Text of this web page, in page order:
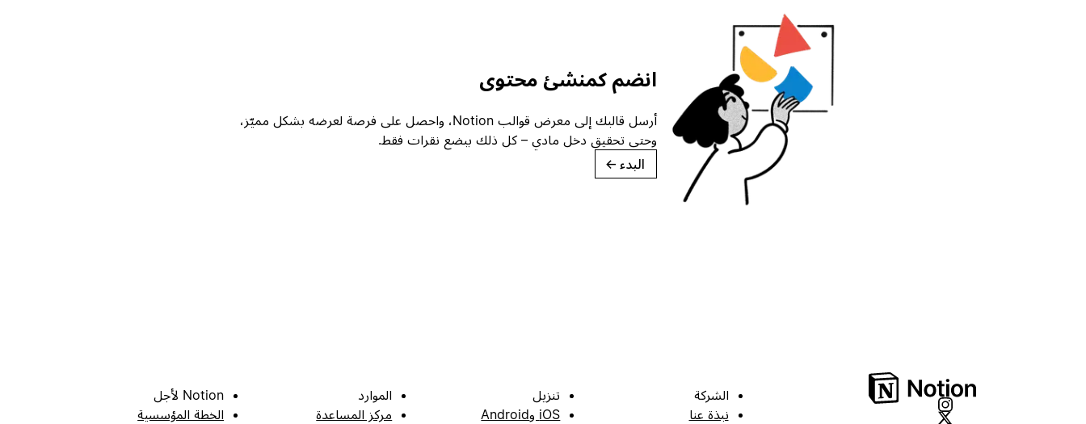
انضم كمنشئ محتوى
أرسل قالبك إلى معرض قوالب Notion، واحصل على فرصة لعرضه بشكل مميّز،
وحتى تحقيق دخل مادي – كل ذلك ببضع نقرات فقط.
البدء →
الشركة
نبذة عنا
تنزيل
iOS وAndroid
الموارد
مركز المساعدة
Notion لأجل
الخطة المؤسسية